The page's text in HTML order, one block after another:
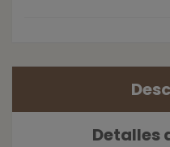
Detalles